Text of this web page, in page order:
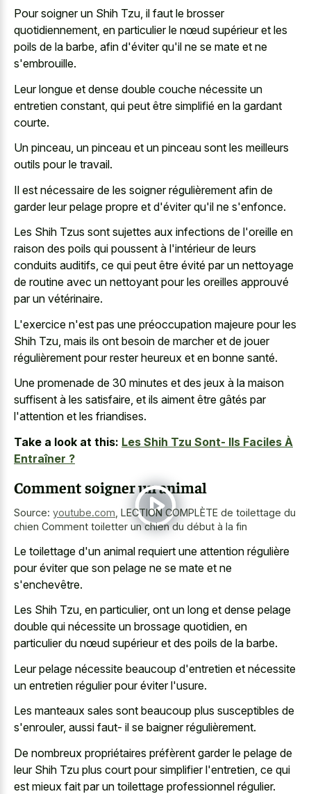
Pour soigner un Shih Tzu, il faut le brosser
quotidiennement, en particulier le nœud supérieur et les
poils de la barbe, afin d'éviter qu'il ne se mate et ne
s'embrouille.
Leur longue et dense double couche nécessite un
entretien constant, qui peut être simplifié en la gardant
courte.
Un pinceau, un pinceau et un pinceau sont les meilleurs
outils pour le travail.
Il est nécessaire de les soigner régulièrement afin de
garder leur pelage propre et d'éviter qu'il ne s'enfonce.
Les Shih Tzus sont sujettes aux infections de l'oreille en
raison des poils qui poussent à l'intérieur de leurs
conduits auditifs, ce qui peut être évité par un nettoyage
de routine avec un nettoyant pour les oreilles approuvé
par un vétérinaire.
L'exercice n'est pas une préoccupation majeure pour les
Shih Tzu, mais ils ont besoin de marcher et de jouer
régulièrement pour rester heureux et en bonne santé.
Une promenade de 30 minutes et des jeux à la maison
suffisent à les satisfaire, et ils aiment être gâtés par
l'attention et les friandises.
Take a look at this: Les Shih Tzu Sont- Ils Faciles À
Entraîner ?
Comment soigner un animal
Source: youtube.com LECTION COMPLÈTE de toilettage du
chien Comment toiletter un chien du début à la fin
Le toilettage d'un animal requiert une attention régulière
pour éviter que son pelage ne se mate et ne
s'enchevêtre.
Les Shih Tzu, en particulier, ont un long et dense pelage
double qui nécessite un brossage quotidien, en
particulier du nœud supérieur et des poils de la barbe.
Leur pelage nécessite beaucoup d'entretien et nécessite
un entretien régulier pour éviter l'usure.
Les manteaux sales sont beaucoup plus susceptibles de
s'enrouler, aussi faut- il se baigner régulièrement.
De nombreux propriétaires préfèrent garder le pelage de
leur Shih Tzu plus court pour simplifier l'entretien, ce qui
est mieux fait par un toilettage professionnel régulier.